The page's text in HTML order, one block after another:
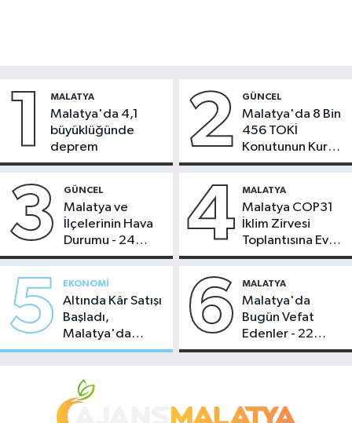
1 MALATYA
Malatya'da 4,1
büyüklüğünde
deprem
2 GÜNCEL
Malatya'da 8 Bin
456 TOKİ
Konutunun Kurası
Bugün Çekiliyor
3 GÜNCEL
Malatya ve
İlçelerinin Hava
Durumu - 24
Temmuz 2026
4 MALATYA
Malatya COP31
İklim Zirvesi
Toplantısına Ev
Sahipliği Yaptı
5 EKONOMI
Altında Kâr Satışı
Başladı,
Malatya'da
Makas Ne
6 MALATYA
Malatya'da
Bugün Vefat
Edenler - 22
Temmuz 2026